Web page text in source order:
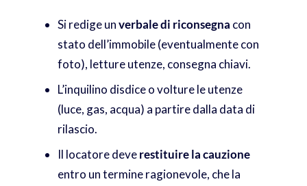
Si redige unverbale di riconsegna con
stato dell’immobile (eventualmente con
foto), letture utenze, consegna chiavi.
L’inquilino disdice o volture le utenze
(luce, gas, acqua) a partire dalla data di
rilascio.
Il locatore deverestituire la cauzione
entro un termine ragionevole, che la